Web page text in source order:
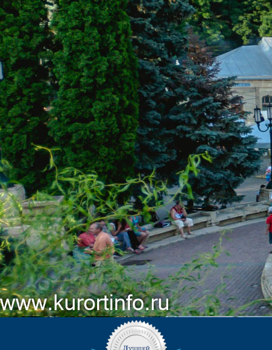
Санаторий «Источник» на карте
КОНТАКТЫ
ЕДИНОЙ СЛУЖБЫ БРОНИРОВАНИЯ:
8 (800) 551-53-03
(Бесплатный звонок)
kurortinfo@mail.ru
АДРЕС САНАТОРИЯ:
357600, г. Ессентуки, ул. Семашко
6-8.